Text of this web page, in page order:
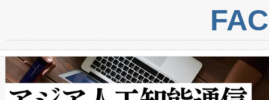
centers. Voltaiqは、ai&のAI
からシステム統合、試運転、
クルの各段階のデータを監視
[…]
トに対して約600メートルに
では、反射率10％のターゲッ
で向上し、最大検知距離は
ットだけで最大1キロメート